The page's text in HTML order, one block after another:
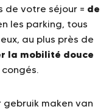
de votre séjour = de
les parking, tous
au plus près de
la mobilité douce
maken van